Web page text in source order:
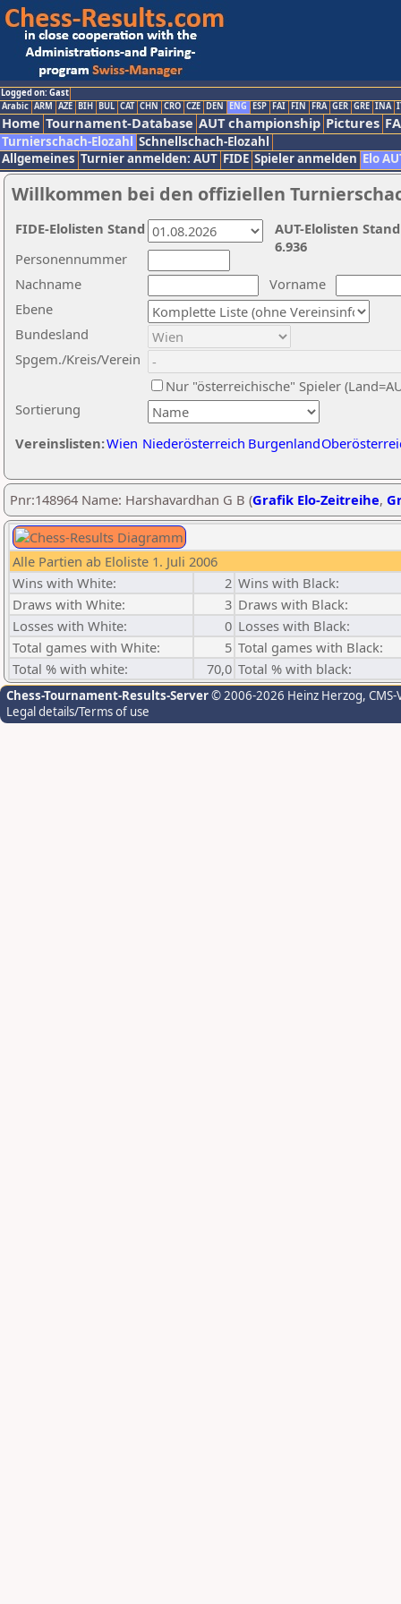
Logged on: Gast
Arabic ARM AZE BIH BUL CAT CHN CRO CZE DEN ENG ESP FAI FIN FRA GER GRE INA
Home Tournament-Database AUT championship Pictures
Turnierschach-Elozahl Schnellschach-Elozahl
Allgemeines Turnier anmelden: AUT FIDE Spieler anmelden Elo
Willkommen bei den offiziellen
Nachname
Vorname
Ebene
Sortierung
Personennummer
Bundesland
Spgem./Kreis/Verein
Nur "österreichische" Spieler
Vereinslisten:Wien Niederösterreich Burgenland
AUT-Elolisten
6.936
FIDE-Elolisten Stand
Pnr:148964 Name: Harshavardhan G B (Grafik Elo-Zeitreihe,
Alle Partien ab Eloliste 1. Juli 2006
Wins with White:
2 Wins with Black:
Draws with White:
3 Draws with Black:
Losses with White:
0 Losses with Black:
Total games with White:
5 Total games with Black:
Total % with white:
70,0 Total % with black:
Chess-Tournament-Results-Server© 2006-2026 Heinz Herzog,
Legal details/Terms of use